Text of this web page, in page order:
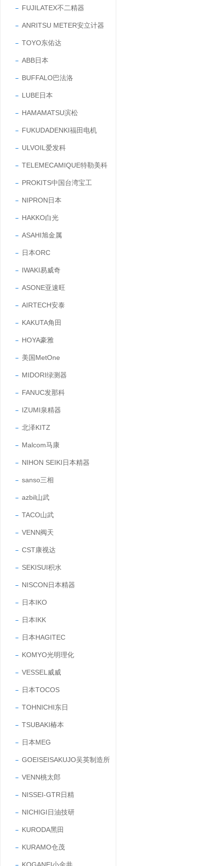
FUJILATEX不二精器
ANRITSU METER安立计器
TOYO东佑达
ABB日本
BUFFALO巴法洛
LUBE日本
HAMAMATSU滨松
FUKUDADENKI福田电机
ULVOIL爱发科
TELEMECAMIQUE特勒美科
PROKITS中国台湾宝工
NIPRON日本
HAKKO白光
ASAHI旭金属
日本ORC
IWAKI易威奇
ASONE亚速旺
AIRTECH安泰
KAKUTA角田
HOYA豪雅
美国MetOne
MIDORI绿测器
FANUC发那科
IZUMI泉精器
北泽KITZ
Malcom马康
NIHON SEIKI日本精器
sanso三相
azbil山武
TACO山武
VENN阀天
CST康视达
SEKISUI积水
NISCON日本精器
日本IKO
日本IKK
日本HAGITEC
KOMYO光明理化
VESSEL威威
日本TOCOS
TOHNICHI东日
TSUBAKI椿本
日本MEG
GOEISEISAKUJO吴英制造所
VENN桃太郎
NISSEI-GTR日精
NICHIGI日油技研
KURODA黑田
KURAMO仓茂